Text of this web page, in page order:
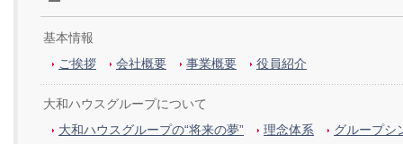
基本情報
ご挨拶
会社概要 事業概要 役員紹介
大和ハウスグループについて
大和ハウスグループの“将来の夢”
理念体系
グループシ